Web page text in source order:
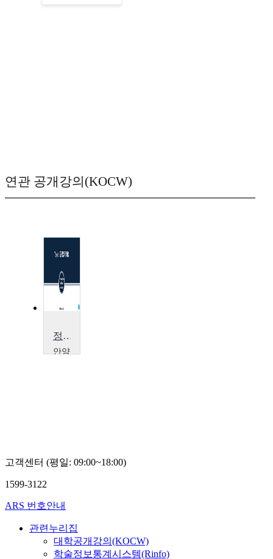
연관 공개강의(KOCW)
정책학개론
안양
고객센터 (평일: 09:00~18:00)
1599-3122
ARS 번호안내
관련누리집
대학공개강의(KOCW)
학술정보통계시스템(Rinfo)